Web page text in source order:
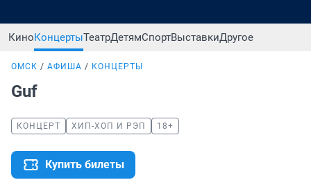
КиноКонцертыТеатрДетямСпортВыставкиДругое
ОМСК АФИША КОНЦЕРТЫ
Guf
КОНЦЕРТ ХИП-ХОП И РЭП 18+
Купить билеты